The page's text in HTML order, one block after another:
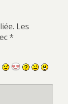
Les
*